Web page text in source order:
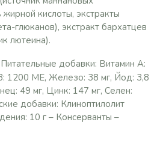
жирной кислоты, экстракты
глюканов), экстракт бархатцев
лютеина).
Питательные добавки: Витамин A:
1200 ME, Железо: 38 мг, Йод: 3,8
49 мг, Цинк: 147 мг, Ceлeн:
добавки: Клиноптилолит
10 г – Консерванты –